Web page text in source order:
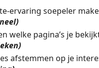
ervaring soepeler
welke pagina’s je
afstemmen op je